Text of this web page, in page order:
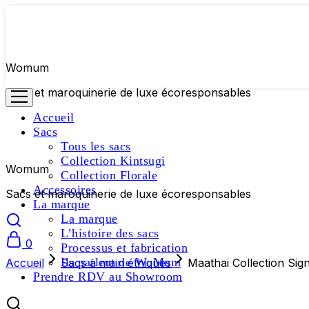
Womum
Sacs et maroquinerie de luxe écoresponsables
Accueil
Sacs
Tous les sacs
Collection Kintsugi
Collection Florale
Accessoires
La marque
La marque
L’histoire des sacs
Processus et fabrication
Ils parlent de WoMum
Prendre RDV au Showroom
Womum
Sacs et maroquinerie de luxe écoresponsables
0
Accueil
Sacs à main éthiques Maathai Collection